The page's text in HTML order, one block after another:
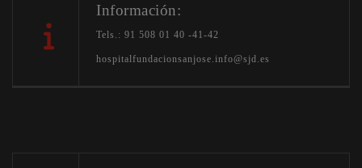
Información:
Tels.: 91 508 01 40 -41-42
hospitalfundacionsanjose.info@sjd.es